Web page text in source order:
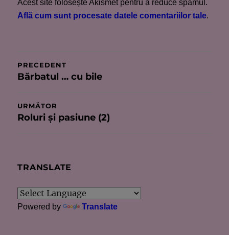
Acest site folosește Akismet pentru a reduce spamul.
Află cum sunt procesate datele comentariilor tale.
Navigare
în
articole
PRECEDENT
Articolul
Bărbatul … cu bile
URMĂTOR
Articolul
Roluri şi pasiune (2)
TRANSLATE
Powered by Translate